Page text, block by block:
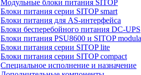
Модульные блоки питания SITOP
Блоки питания серии SITOP smart
Блоки питания для AS-интерфейса
Блоки бесперебойного питания DC-UPS
Блоки питания PSU8600 и SITOP
Блоки питания серии SITOP lite
Блоки питания серии SITOP compact
Специальное исполнение и назначение